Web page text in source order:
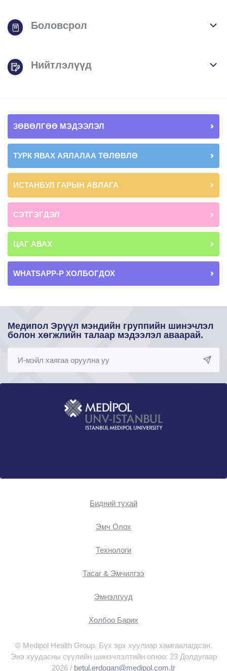
Боловсрол
Нийтлэлүүд
ЗӨВӨЛГӨӨ МЭДЭЭЛЭЛ
ТУРК ЯВАХ АЯЛАЛАА ТӨЛӨВЛӨ
ИСТАНБУЛ ГАРЫН АВЛАГА
СЭТГЭГДЭЛ
ЦАГ АВАХ
WHATSAPP-Р ХОЛБОГДОХ
Медипол Эрүүл мэндийн группийн шинэчлэл
болон хөгжлийн талаар мэдээлэл аваарай.
Бидний тухай
Эмч Oлох
Технологи
Тасаг & Эмчилгээ
Эмнэлгүүд
Холбоо Барих
© Medipol Health Group. Бүх эрх хуулиар хамгаалагдсан.
Энэ хуудасны сүүлийн шинэчлэлтийн огноо: 23 Долдугаар
2026 / betul.erdogan@medipol.com.tr